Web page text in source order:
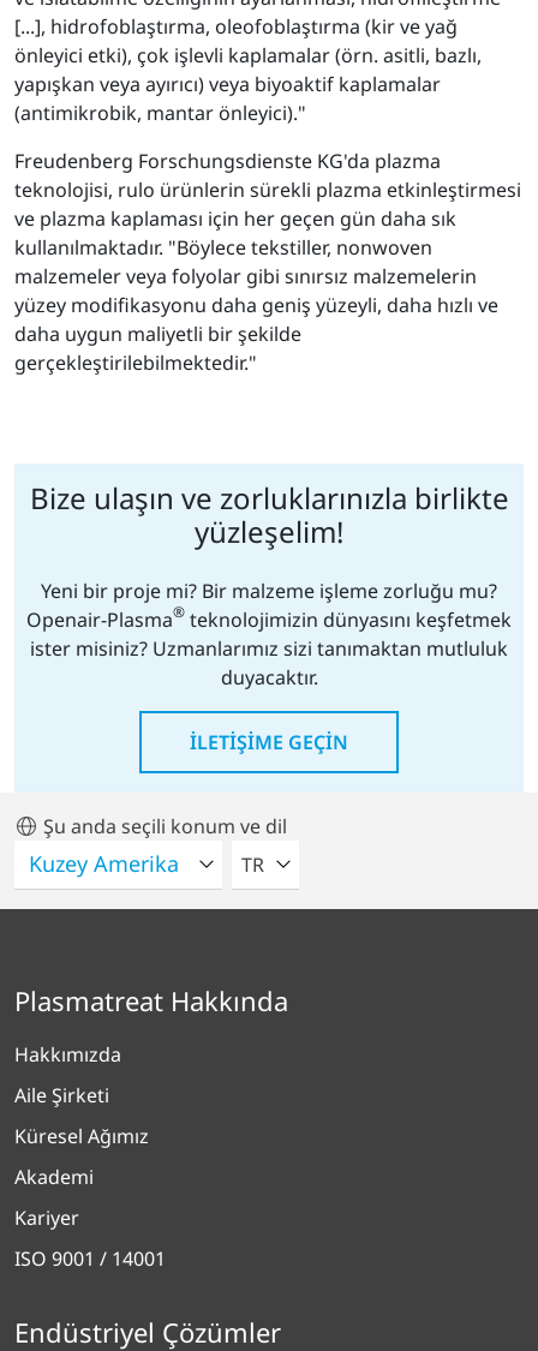
[...], hidrofoblaştırma, oleofoblaştırma (kir ve yağ
önleyici etki), çok işlevli kaplamalar (örn. asitli, bazlı,
yapışkan veya ayırıcı) veya biyoaktif kaplamalar
(antimikrobik, mantar önleyici)."
Freudenberg Forschungsdienste KG'da plazma
teknolojisi, rulo ürünlerin sürekli plazma etkinleştirmesi
ve plazma kaplaması için her geçen gün daha sık
kullanılmaktadır. "Böylece tekstiller, nonwoven
malzemeler veya folyolar gibi sınırsız malzemelerin
yüzey modifikasyonu daha geniş yüzeyli, daha hızlı ve
daha uygun maliyetli bir şekilde
gerçekleştirilebilmektedir."
Bize ulaşın ve zorluklarınızla birlikte
yüzleşelim!
Yeni bir proje mi? Bir malzeme işleme zorluğu mu?
Openair-Plasma® teknolojimizin dünyasını keşfetmek
ister misiniz? Uzmanlarımız sizi tanımaktan mutluluk
duyacaktır.
İLETIŞIME GEÇIN
Şu anda seçili konum ve dil
LÜTFEN BIR DIL SEÇIN
TR
Plasmatreat Hakkında
Hakkımızda
Aile Şirketi
Küresel Ağımız
Akademi
Kariyer
ISO 9001 / 14001
Endüstriyel Çözümler